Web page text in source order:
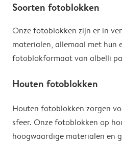
Soorten fotoblokken
Onze fotoblokken zijn er in
materialen, allemaal met hun
fotoblokformaat van albelli
Houten fotoblokken
Houten fotoblokken zorgen
sfeer. Onze fotoblokken op
hoogwaardige materialen en